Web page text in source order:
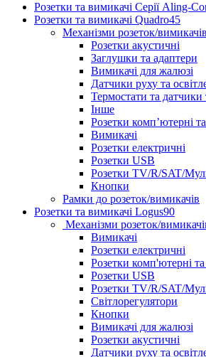
Розетки та вимикачі Серії Aling-
Розетки та вимикачі Quadro45
Механізми розеток/вимикачів
Розетки акустичні
Заглушки та адаптери
Вимикачі для жалюзі
Датчики руху та
Термостати та датчики
Інше
Розетки комп’ютерні
Вимикачі
Розетки електричні
Розетки USB
Розетки TV/R/SAT/
Кнопки
Рамки до розеток/вимикачів
Розетки та вимикачі Logus90
Механізми розеток/
Вимикачі
Розетки електричні
Розетки комп'ютерні
Розетки USB
Розетки TV/R/SAT/
Світлорегулятори
Кнопки
Вимикачі для жалюзі
Розетки акустичні
Датчики руху та